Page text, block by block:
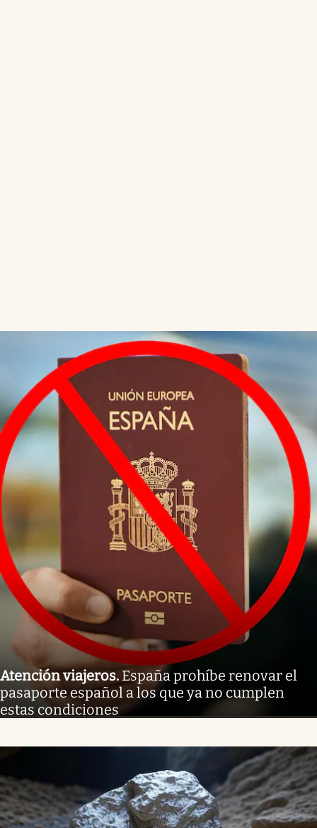
Atención viajeros. España prohíbe renovar el
pasaporte español a los que ya no cumplen
estas condiciones